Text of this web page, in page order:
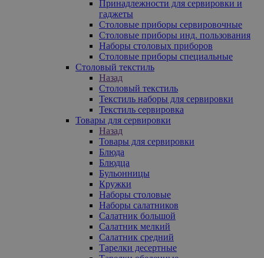
Принадлежности для сервировки и
гаджеты
Столовые приборы сервировочные
Столовые приборы инд. пользования
Наборы столовых приборов
Столовые приборы специальные
Столовый текстиль
Назад
Столовый текстиль
Текстиль наборы для сервировки
Текстиль сервировка
Товары для сервировки
Назад
Товары для сервировки
Блюда
Блюдца
Бульонницы
Кружки
Наборы столовые
Наборы салатников
Салатник большой
Салатник мелкий
Салатник средний
Тарелки десертные